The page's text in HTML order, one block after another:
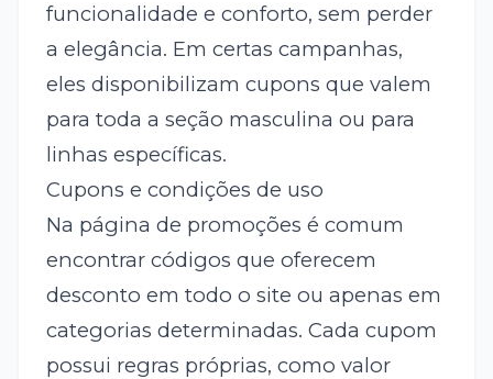
funcionalidade e conforto, sem perder
a elegância. Em certas campanhas,
eles disponibilizam cupons que valem
para toda a seção masculina ou para
linhas específicas.
Cupons e condições de uso
Na página de promoções é comum
encontrar códigos que oferecem
desconto em todo o site ou apenas em
categorias determinadas. Cada cupom
possui regras próprias, como valor